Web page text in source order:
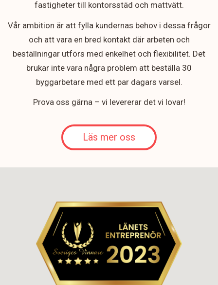
fastigheter till kontorsstäd och mattvätt.
Vår ambition är att fylla kundernas behov i dessa frågor
och att vara en bred kontakt där arbeten och
beställningar utförs med enkelhet och flexibilitet. Det
brukar inte vara några problem att beställa 30
byggarbetare med ett par dagars varsel.
Prova oss gärna – vi levererar det vi lovar!
Läs mer oss